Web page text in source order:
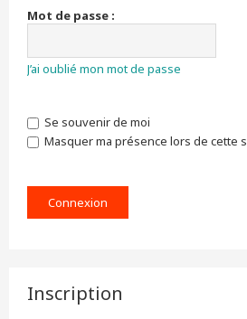
Mot de passe :
J’ai oublié mon mot de passe
Se souvenir de moi
Masquer ma présence lors de cette
Inscription